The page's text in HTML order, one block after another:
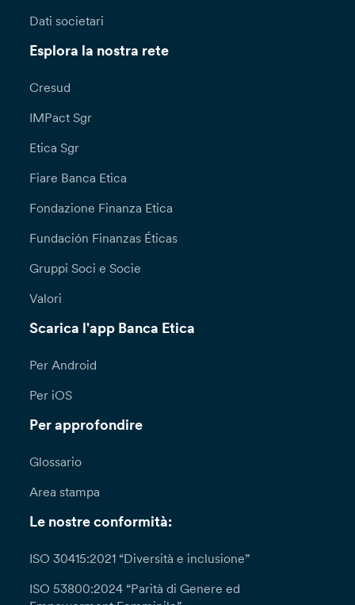
Dati societari
Esplora la nostra rete
Cresud
IMPact Sgr
Etica Sgr
Fiare Banca Etica
Fondazione Finanza Etica
Fundación Finanzas Éticas
Gruppi Soci e Socie
Valori
Scarica l'app Banca Etica
Per Android
Per iOS
Per approfondire
Glossario
Area stampa
Le nostre conformità:
ISO 30415:2021 “Diversità e inclusione”
ISO 53800:2024 “Parità di Genere ed